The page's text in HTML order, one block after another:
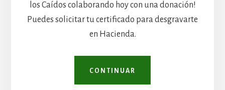
los Caídos colaborando hoy con una donación!
Puedes solicitar tu certificado para desgravarte
en Hacienda.
CONTINUAR